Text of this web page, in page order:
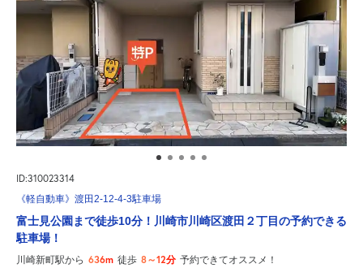
ID:310023314
《軽自動車》渡田2-12-4-3駐車場
富士見公園まで徒歩10分！川崎市川崎区渡田２丁目の予約できる
駐車場！
川崎新町駅から 636m 徒歩 8～12分 予約できてオススメ！